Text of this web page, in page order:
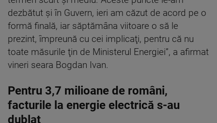
dezbătut şi în Guvern, ieri am căzut de acord pe o
formă finală, iar săptămâna viitoare o să le
prezint, împreună cu cei implicaţi, pentru că nu
toate măsurile ţin de Ministerul Energiei”, a afirmat
vineri seara Bogdan Ivan.
Pentru 3,7 milioane de români,
facturile la energie electrică s-au
dublat